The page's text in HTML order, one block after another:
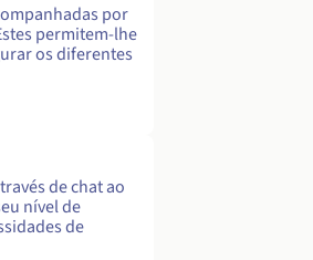
por
permitem-lhe
os diferentes
de chat ao
nível de
de